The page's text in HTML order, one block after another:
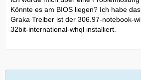
Könnte es am BIOS liegen? Ich habe
Graka Treiber ist der 306.97-notebook-
32bit-international-whql installiert.